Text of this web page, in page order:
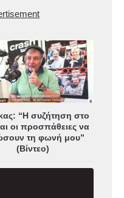
“Η συζήτηση στο
οι προσπάθειες να
τη φωνή μου”
(Βίντεο)